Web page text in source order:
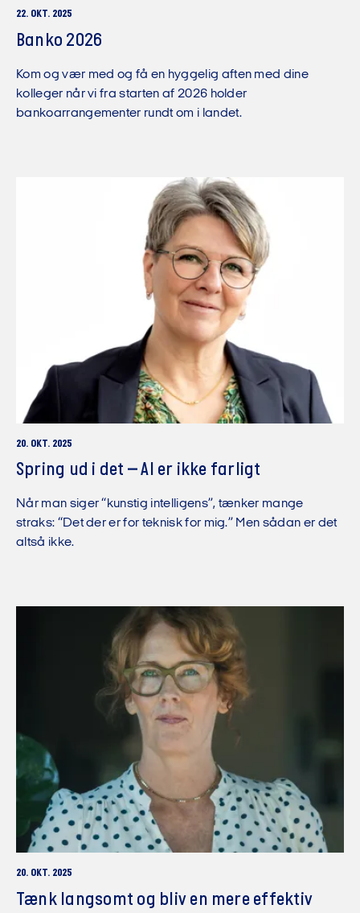
22. OKT. 2025
Banko 2026
Kom og vær med og få en hyggelig aften med dine
kolleger når vi fra starten af 2026 holder
bankoarrangementer rundt om i landet.
20. OKT. 2025
Spring ud i det – AI er ikke farligt
Når man siger “kunstig intelligens”, tænker mange
straks: “Det der er for teknisk for mig.” Men sådan er det
altså ikke.
20. OKT. 2025
Tænk langsomt og bliv en mere effektiv